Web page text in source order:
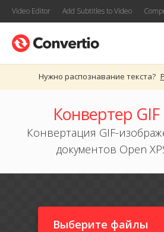
Video Editor Add Subtitles to Video
Нужно распознавание текста?
Конвертер GIF
Конвертация GIF-
документов Open
Выберите файлы